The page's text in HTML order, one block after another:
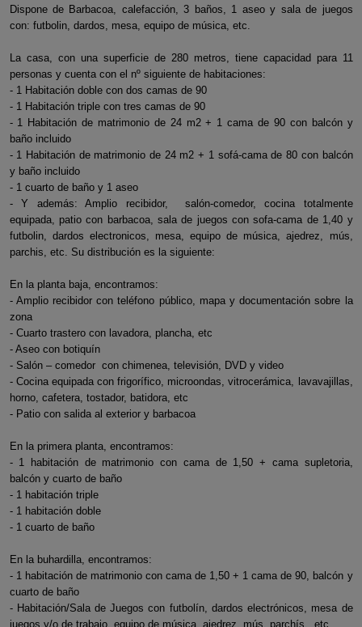
Dispone de Barbacoa, calefacción, 3 baños, 1 aseo y sala de juegos
con: futbolin, dardos, mesa, equipo de música, etc.
La casa, con una superficie de 280 metros, tiene capacidad para 11
personas y cuenta con el nº siguiente de habitaciones:
- 1 Habitación doble con dos camas de 90
- 1 Habitación triple con tres camas de 90
- 1 Habitación de matrimonio de 24 m2 + 1 cama de 90 con balcón y
baño incluido
- 1 Habitación de matrimonio de 24 m2 + 1 sofá-cama de 80 con balcón
y baño incluido
- 1 cuarto de baño y 1 aseo
- Y además: Amplio recibidor, salón-comedor, cocina totalmente
equipada, patio con barbacoa, sala de juegos con sofa-cama de 1,40 y
futbolin, dardos electronicos, mesa, equipo de música, ajedrez, mús,
parchis, etc. Su distribución es la siguiente:
En la planta baja, encontramos:
- Amplio recibidor con teléfono público, mapa y documentación sobre la
zona
- Cuarto trastero con lavadora, plancha, etc
- Aseo con botiquín
- Salón – comedor con chimenea, televisión, DVD y video
- Cocina equipada con frigorífico, microondas, vitrocerámica, lavavajillas,
horno, cafetera, tostador, batidora, etc
- Patio con salida al exterior y barbacoa
En la primera planta, encontramos:
- 1 habitación de matrimonio con cama de 1,50 + cama supletoria,
balcón y cuarto de baño
- 1 habitación triple
- 1 habitación doble
- 1 cuarto de baño
En la buhardilla, encontramos:
- 1 habitación de matrimonio con cama de 1,50 + 1 cama de 90, balcón y
cuarto de baño
- Habitación/Sala de Juegos con futbolín, dardos electrónicos, mesa de
juegos y/o de trabajo, equipo de música, ajedrez, mús, parchís, etc